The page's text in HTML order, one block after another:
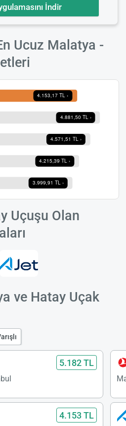
İndir
Ucuz Malatya -
Uçuşu Olan
ve Hatay Uçak
5.182 TL
4.153 TL